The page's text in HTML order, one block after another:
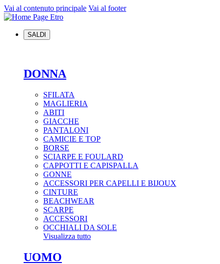
Vai al contenuto principale Vai al footer
SALDI
DONNA
SFILATA
MAGLIERIA
ABITI
GIACCHE
PANTALONI
CAMICIE E TOP
BORSE
SCIARPE E FOULARD
CAPPOTTI E CAPISPALLA
GONNE
ACCESSORI PER CAPELLI E BIJOUX
CINTURE
BEACHWEAR
SCARPE
ACCESSORI
OCCHIALI DA SOLE
Visualizza tutto
UOMO